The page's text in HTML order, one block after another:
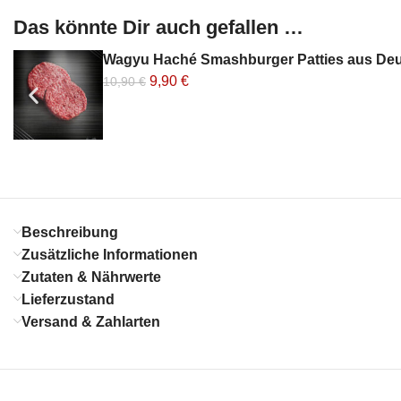
Das könnte Dir auch gefallen …
Wagyu Haché Smashburger Patties aus
10,90€ 9,90 €
Beschreibung
Zusätzliche Informationen
Zutaten & Nährwerte
Lieferzustand
Versand & Zahlarten